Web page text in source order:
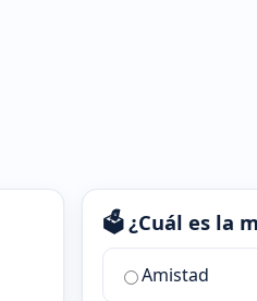
🗳️ ¿Cuál es la
¿Cuál
Amistad